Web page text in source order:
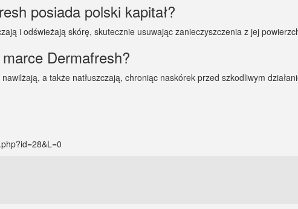
posiada polski kapitał?
i odświeżają skórę, skutecznie usuwając zanieczyszczenia z jej
Dermafresh?
a także natłuszczają, chroniąc naskórek przed szkodliwym